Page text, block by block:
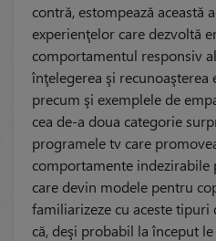
contră, estompează această
experienţelor care dezvoltă
comportamentul responsiv
înţelegerea şi
precum şi exemplele de
cea de-a doua categorie
programele tv care
comportamente
care devin modele pentru
familiarizeze cu aceste tipuri
că, deşi probabil la început